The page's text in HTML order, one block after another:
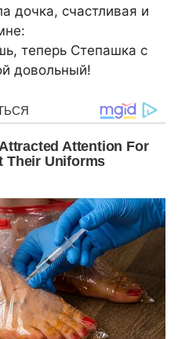
дочка, счастливая и
теперь Степашка с
довольный!